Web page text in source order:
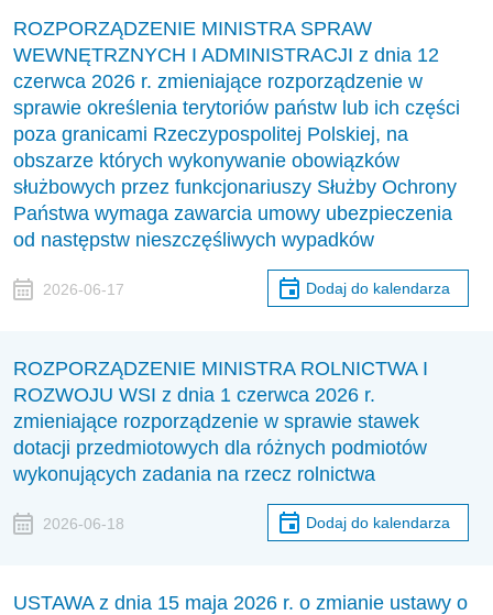
ROZPORZĄDZENIE MINISTRA SPRAW
WEWNĘTRZNYCH I ADMINISTRACJI z dnia 12
czerwca 2026 r. zmieniające rozporządzenie w
sprawie określenia terytoriów państw lub ich części
poza granicami Rzeczypospolitej Polskiej, na
obszarze których wykonywanie obowiązków
służbowych przez funkcjonariuszy Służby Ochrony
Państwa wymaga zawarcia umowy ubezpieczenia
od następstw nieszczęśliwych wypadków
2026-06-17 Dodaj do kalendarza
ROZPORZĄDZENIE MINISTRA ROLNICTWA I
ROZWOJU WSI z dnia 1 czerwca 2026 r.
zmieniające rozporządzenie w sprawie stawek
dotacji przedmiotowych dla różnych podmiotów
wykonujących zadania na rzecz rolnictwa
2026-06-18 Dodaj do kalendarza
USTAWA z dnia 15 maja 2026 r. o zmianie ustawy o